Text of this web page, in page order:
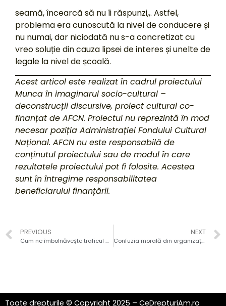
seamă, încearcă să nu îi răspunzi,,. Astfel,
problema era cunoscută la nivel de conducere și
nu numai, dar niciodată nu s-a concretizat cu
vreo soluție din cauza lipsei de interes și unelte de
legale la nivel de școală.
Acest articol este realizat în cadrul proiectului
Munca în imaginarul socio-cultural –
deconstrucții discursive, proiect cultural co-
finanțat de AFCN. Proiectul nu reprezintă în mod
necesar poziția Administrației Fondului Cultural
Național. AFCN nu este responsabilă de
conținutul proiectului sau de modul în care
rezultatele proiectului pot fi folosite. Acestea
sunt în întregime responsabilitatea
beneficiarului finanțării.
PREVIOUS
Cum ne îmbolnăvește traficul din București
NEXT
Confuzia morală din organizațiile studențești
Toate drepturile © Copyright 2025 – CeDrepturiAm.ro